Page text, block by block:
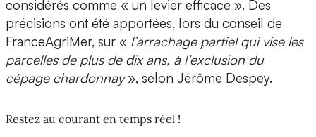
considérés comme « un levier efficace ». Des
précisions ont été apportées, lors du conseil de
FranceAgriMer, sur « l’arrachage partiel qui vise les
parcelles de plus de dix ans, à l’exclusion du
cépage chardonnay», selon Jérôme Despey.
Restez au courant en temps réel !